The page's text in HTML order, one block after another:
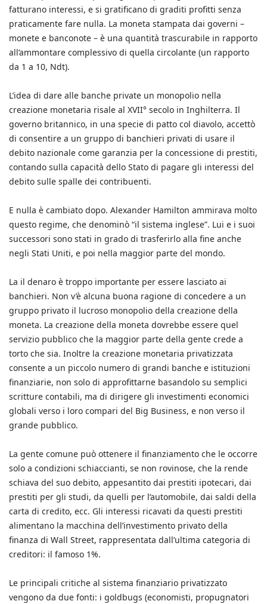
fatturano interessi, e si gratificano di graditi profitti senza
praticamente fare nulla. La moneta stampata dai governi –
monete e banconote – è una quantità trascurabile in rapporto
all’ammontare complessivo di quella circolante (un rapporto
da 1 a 10, Ndt).
L’idea di dare alle banche private un monopolio nella
creazione monetaria risale al XVII° secolo in Inghilterra. Il
governo britannico, in una specie di patto col diavolo, accettò
di consentire a un gruppo di banchieri privati di usare il
debito nazionale come garanzia per la concessione di prestiti,
contando sulla capacità dello Stato di pagare gli interessi del
debito sulle spalle dei contribuenti.
E nulla è cambiato dopo. Alexander Hamilton ammirava molto
questo regime, che denominò “il sistema inglese”. Lui e i suoi
successori sono stati in grado di trasferirlo alla fine anche
negli Stati Uniti, e poi nella maggior parte del mondo.
La il denaro è troppo importante per essere lasciato ai
banchieri. Non v’è alcuna buona ragione di concedere a un
gruppo privato il lucroso monopolio della creazione della
moneta. La creazione della moneta dovrebbe essere quel
servizio pubblico che la maggior parte della gente crede a
torto che sia. Inoltre la creazione monetaria privatizzata
consente a un piccolo numero di grandi banche e istituzioni
finanziarie, non solo di approfittarne basandolo su semplici
scritture contabili, ma di dirigere gli investimenti economici
globali verso i loro compari del Big Business, e non verso il
grande pubblico.
La gente comune può ottenere il finanziamento che le occorre
solo a condizioni schiaccianti, se non rovinose, che la rende
schiava del suo debito, appesantito dai prestiti ipotecari, dai
prestiti per gli studi, da quelli per l’automobile, dai saldi della
carta di credito, ecc. Gli interessi ricavati da questi prestiti
alimentano la macchina dell’investimento privato della
finanza di Wall Street, rappresentata dall’ultima categoria di
creditori: il famoso 1%.
Le principali critiche al sistema finanziario privatizzato
vengono da due fonti: i goldbugs (economisti, propugnatori